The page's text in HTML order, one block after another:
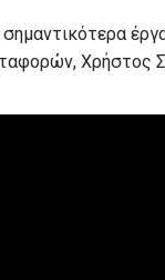
σημαντικότερα
Χρήστος